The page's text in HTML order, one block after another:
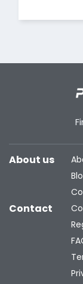
About us
Contact